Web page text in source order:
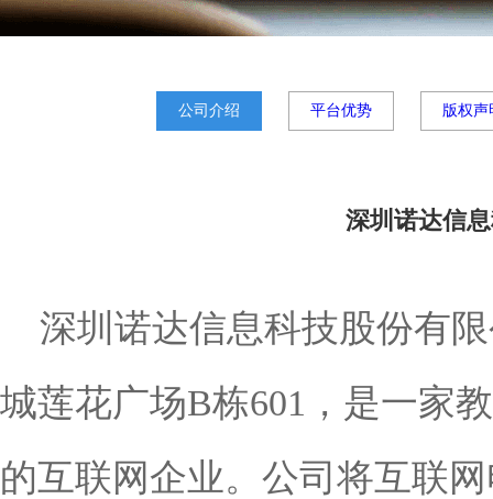
公司介绍 平台优势 版权声
深圳诺达信
深圳诺达信息科技股份有
城莲花广场B栋601，是一家
的互联网企业。公司将互联